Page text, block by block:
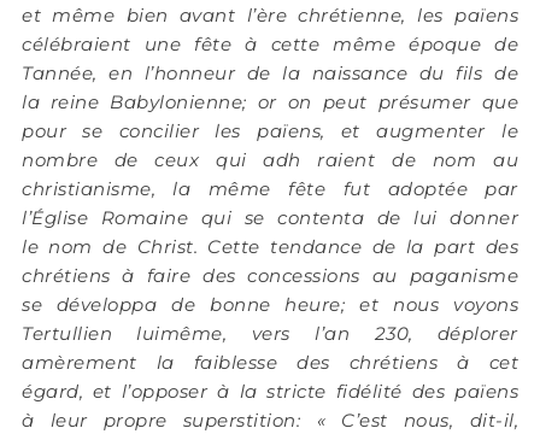
et même bien avant l’ère chrétienne, les païens
célébraient une fête à cette même époque de
Tannée, en l’honneur de la naissance du fils de
la reine Babylonienne; or on peut présumer que
pour se concilier les païens, et augmenter le
nombre de ceux qui adh raient de nom au
christianisme, la même fête fut adoptée par
l’Église Romaine qui se contenta de lui donner
le nom de Christ. Cette tendance de la part des
chrétiens à faire des concessions au paganisme
se développa de bonne heure; et nous voyons
Tertullien luimême, vers l’an 230, déplorer
amèrement la faiblesse des chrétiens à cet
égard, et l’opposer à la stricte fidélité des païens
à leur propre superstition: « C’est nous, dit-il,